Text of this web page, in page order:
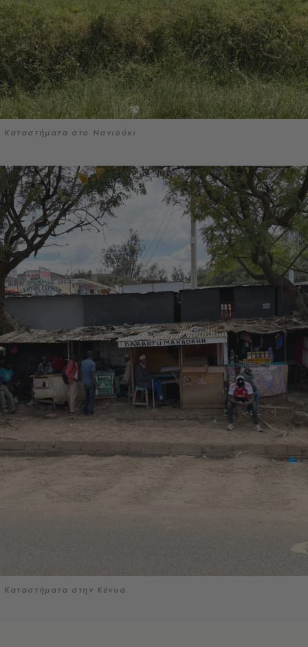
Καταστήματα στο Νανιούκι
Καταστήματα στην Κένυα